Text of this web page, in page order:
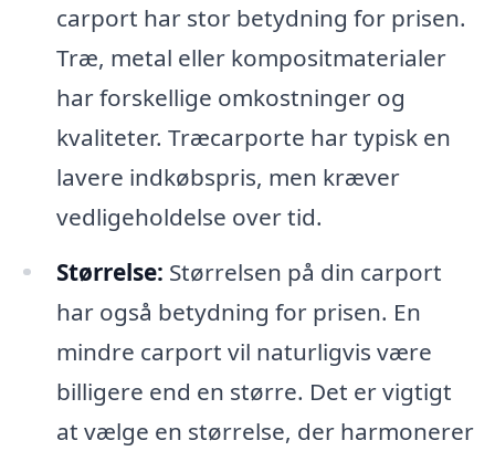
carport har stor betydning for prisen.
Træ, metal eller kompositmaterialer
har forskellige omkostninger og
kvaliteter. Træcarporte har typisk en
lavere indkøbspris, men kræver
vedligeholdelse over tid.
Størrelse: Størrelsen på din carport
har også betydning for prisen. En
mindre carport vil naturligvis være
billigere end en større. Det er vigtigt
at vælge en størrelse, der harmonerer